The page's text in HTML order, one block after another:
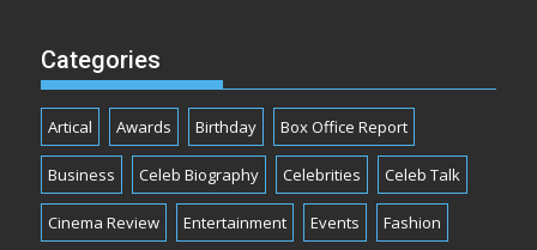
Categories
Artical Awards Birthday Box Office Report
Business Celeb Biography Celebrities Celeb Talk
Cinema Review Entertainment Events Fashion